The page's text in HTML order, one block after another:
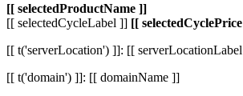
[[ selectedProductName ]]
[[ selectedCycleLabel ]] [[
[[ t('serverLocation') ]]: [[
[[ t('domain') ]]: [[ domainName ]]